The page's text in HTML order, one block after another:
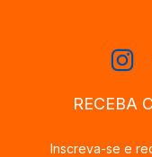
RECEBA
Inscreva-se e